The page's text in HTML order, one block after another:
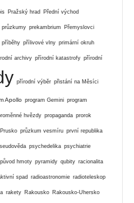
Pražský hrad Přední východ
průzkumy prekambrium Přemyslovci
příběhy přílivové vlny primární okruh
archivy přírodní katastrofy přírodní
přírodní výběr přistání na Měsíci
Apollo program Gemini program
hvězdy propaganda prorok
Prusko průzkum vesmíru první republika
psychedelika psychiatrie
původ hmoty pyramidy qubity racionalita
spad radioastronomie radioteleskop
rakety Rakousko Rakousko-Uhersko